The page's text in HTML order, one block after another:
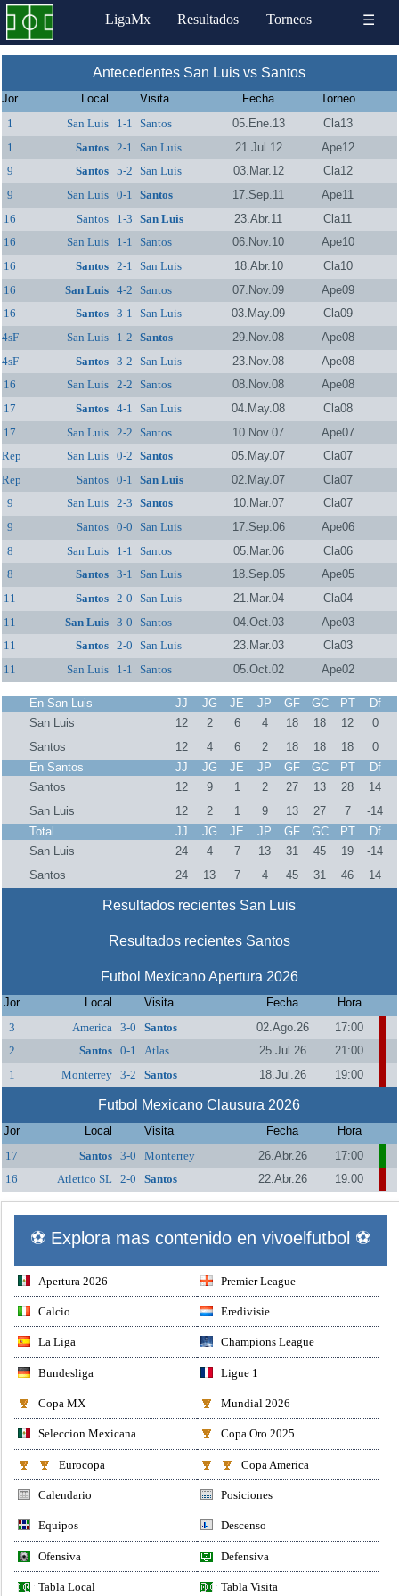
LigaMx Resultados Torneos ☰
Antecedentes San Luis vs Santos
Jor Local Visita Fecha
Torneo
1
San Luis 1-1 Santos 05.Ene.13
Cla13
1
Santos 2-1 San Luis 21.Jul.12
Ape12
9
Santos 5-2 San Luis 03.Mar.12
Cla12
9
San Luis 0-1 Santos 17.Sep.11
Ape11
16
Santos 1-3 San Luis 23.Abr.11
Cla11
16
San Luis 1-1 Santos 06.Nov.10
Ape10
16
Santos 2-1 San Luis 18.Abr.10
Cla10
16
San Luis 4-2 Santos 07.Nov.09
Ape09
16
Santos 3-1 San Luis 03.May.09
Cla09
4sF
San Luis 1-2 Santos 29.Nov.08
Ape08
4sF
Santos 3-2 San Luis 23.Nov.08
Ape08
16
San Luis 2-2 Santos 08.Nov.08
Ape08
17
Santos 4-1 San Luis 04.May.08
Cla08
17
San Luis 2-2 Santos 10.Nov.07
Ape07
Rep
San Luis 0-2 Santos 05.May.07
Cla07
Rep
Santos 0-1 San Luis 02.May.07
Cla07
9
San Luis 2-3 Santos 10.Mar.07
Cla07
9
Santos 0-0 San Luis 17.Sep.06
Ape06
8
San Luis 1-1 Santos 05.Mar.06
Cla06
8
Santos 3-1 San Luis 18.Sep.05
Ape05
11
Santos 2-0 San Luis 21.Mar.04
Cla04
11
San Luis 3-0 Santos 04.Oct.03
Ape03
11
Santos 2-0 San Luis 23.Mar.03
Cla03
11
San Luis 1-1 Santos 05.Oct.02 Ape02
En San Luis JJ JG JE JP GF GC PT
Df
San Luis
12 2 6 4 18 18 12
0
Santos
12 4 6 2 18 18 18
0
En Santos
JJ JG JE JP GF GC PT
Df
Santos
12 9 1 2 27 13 28
14
San Luis
12 2 1 9 13 27 7
-14
Total
JJ JG JE JP GF GC PT
Df
San Luis
24 4 7 13 31 45 19
-14
Santos
24 13 7 4 45 31 46 14
Resultados recientes San Luis
Resultados recientes Santos
Futbol Mexicano Apertura 2026
Jor Local Visita Fecha
Hora
3
America 3-0 Santos 02.Ago.26
17:00
2
Santos 0-1 Atlas 25.Jul.26
21:00
1
Monterrey 3-2 Santos 18.Jul.26 19:00
Futbol Mexicano Clausura 2026
Jor Local Visita Fecha
Hora
17
Santos 3-0 Monterrey 26.Abr.26
17:00
16
Atletico SL 2-0 Santos 22.Abr.26 19:00
⚽ Explora mas contenido en vivoelfutbol ⚽
Apertura 2026 Premier League
Calcio Eredivisie
La Liga Champions League
Bundesliga Ligue 1
Copa MX Mundial 2026
Seleccion Mexicana Copa Oro 2025
Eurocopa Copa America
Calendario Posiciones
Equipos Descenso
Ofensiva Defensiva
Tabla Local Tabla Visita